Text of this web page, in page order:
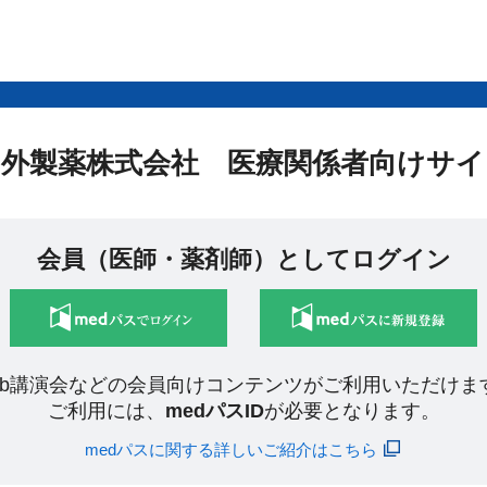
製薬株式会社 医療関係者向けサ
会員（医師・薬剤師）としてログイン
講演会などの会員向けコンテンツがご利用いただけま
ご利用には、 medパスIDが必要となります。
medパスに関する詳しいご紹介はこちら